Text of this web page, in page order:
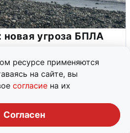
ресурсе применяются
на сайте, вы
согласие на их
Согласен
угроза БПЛА